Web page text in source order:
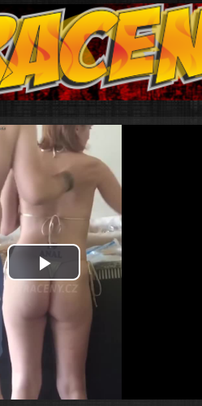
Play
Video